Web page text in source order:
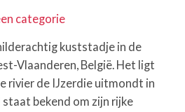
categorie
kuststadje in de
Vlaanderen, België. Het ligt
rivier de IJzerdie uitmondt in
bekend om zijn rijke